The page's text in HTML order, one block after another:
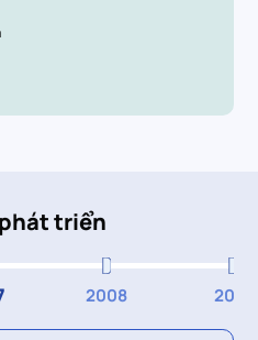
triển
2008 2014